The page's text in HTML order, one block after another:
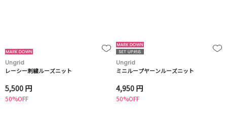
Ungrid
レーシー刺繍ルーズニット
5,500 円
50%OFF
Ungrid
ミニループヤーンルーズニット
4,950 円
50%OFF